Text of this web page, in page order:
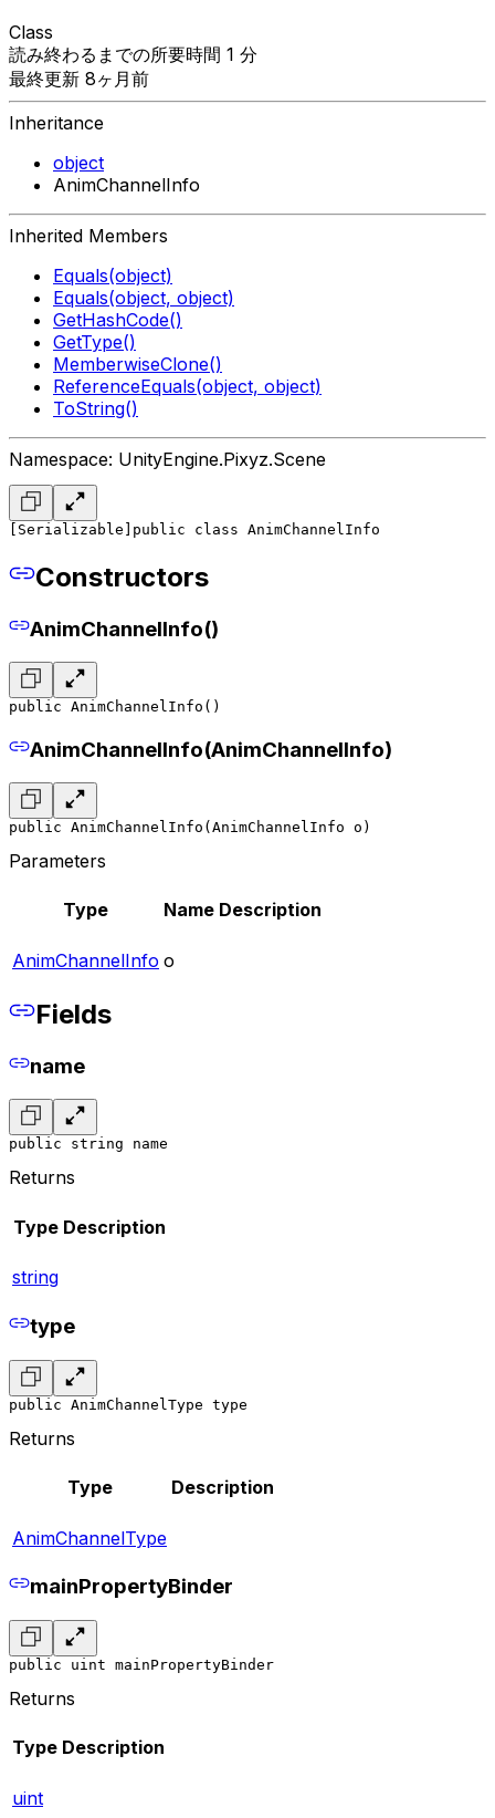
Class
読み終わるまでの所要時間 1 分
最終更新 8ヶ月前
Inheritance
object
AnimChannelInfo
Inherited Members
Equals(object)
Equals(object, object)
GetHashCode()
GetType()
MemberwiseClone()
ReferenceEquals(object, object)
ToString()
Namespace: UnityEngine.Pixyz.Scene
[Serializable] public class AnimChannelInfo
Constructors
AnimChannelInfo()
public AnimChannelInfo()
AnimChannelInfo(AnimChannelInfo)
public AnimChannelInfo(AnimChannelInfo o)
Parameters
Type Name Description
AnimChannelInfo o
Fields
name
public string name
Returns
Type Description
string
type
public AnimChannelType type
Returns
Type Description
AnimChannelType
mainPropertyBinder
public uint mainPropertyBinder
Returns
Type Description
uint